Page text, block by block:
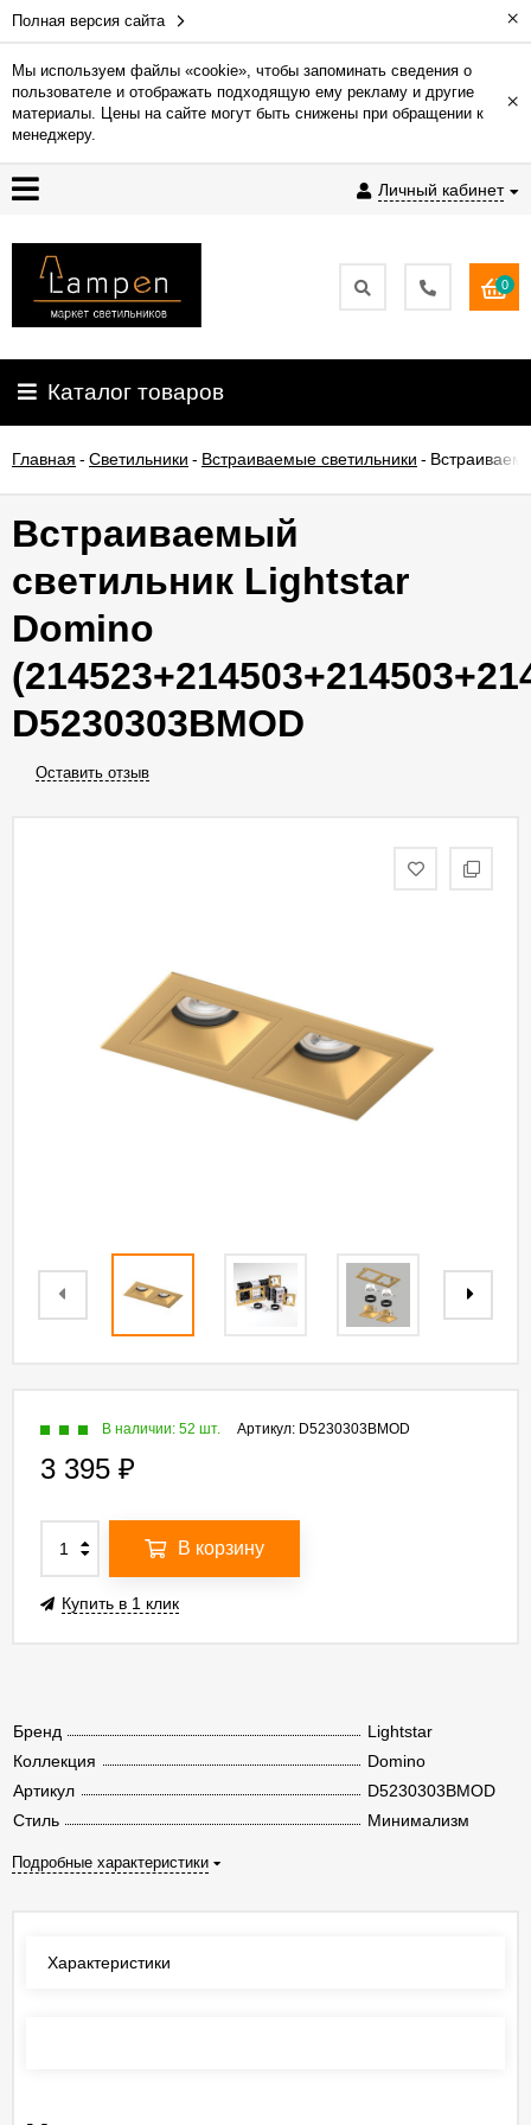
Полная версия сайта ×
Мы используем файлы «cookie», чтобы запоминать сведения о
пользователе и отображать подходящую ему рекламу и другие
материалы. Цены на сайте могут быть снижены при обращении к
менеджеру.
×
Личный кабинет
Гарантия
Доставка
и
Контакты
освещения
О
0
Каталог товаров
Главная - Светильники - Встраиваемые светильники -
Встраиваемый
светильник Lightstar
Domino
D5230303BMOD
Оставить отзыв
Бренд
Lightstar
Коллекция
Domino
Артикул
D5230303BMOD
Стиль
Минимализм
Подробные характеристики
Артикул: D5230303BMOD
В наличии: 52 шт.
3 395 ₽
В корзину
Купить в 1 клик
Характеристики